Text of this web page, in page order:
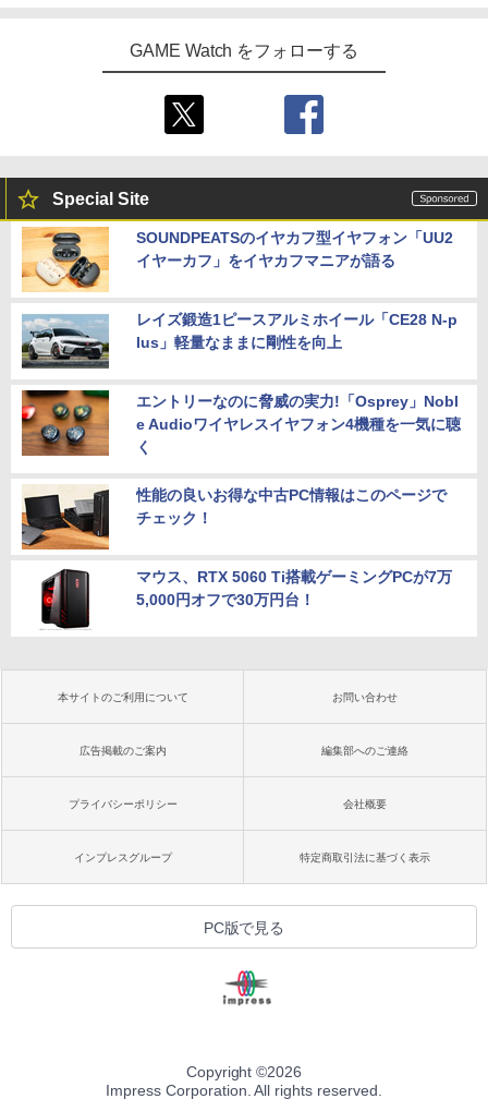
GAME Watch をフォローする
Special Site
SOUNDPEATSのイヤカフ型イヤフォン「UU2
イヤーカフ」をイヤカフマニアが語る
レイズ鍛造1ピースアルミホイール「CE28 N-p
lus」軽量なままに剛性を向上
エントリーなのに脅威の実力!「Osprey」Nobl
e Audioワイヤレスイヤフォン4機種を一気に聴
く
性能の良いお得な中古PC情報はこのページで
チェック！
マウス、RTX 5060 Ti搭載ゲーミングPCが7万
5,000円オフで30万円台！
本サイトのご利用について お問い合わせ
広告掲載のご案内 編集部へのご連絡
プライバシーポリシー 会社概要
インプレスグループ 特定商取引法に基づく表示
PC版で見る
Copyright ©2026
Impress Corporation. All rights reserved.